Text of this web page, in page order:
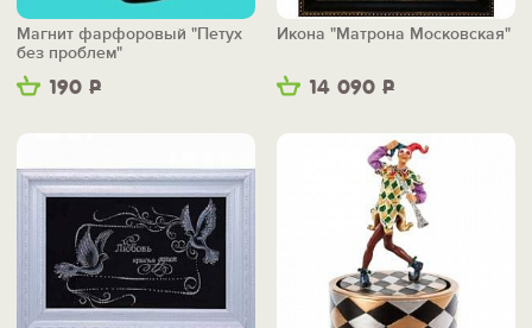
190 Р
Магнит фарфоровый "Петух
без проблем"
14 090 Р
Икона "Матрона Московская"